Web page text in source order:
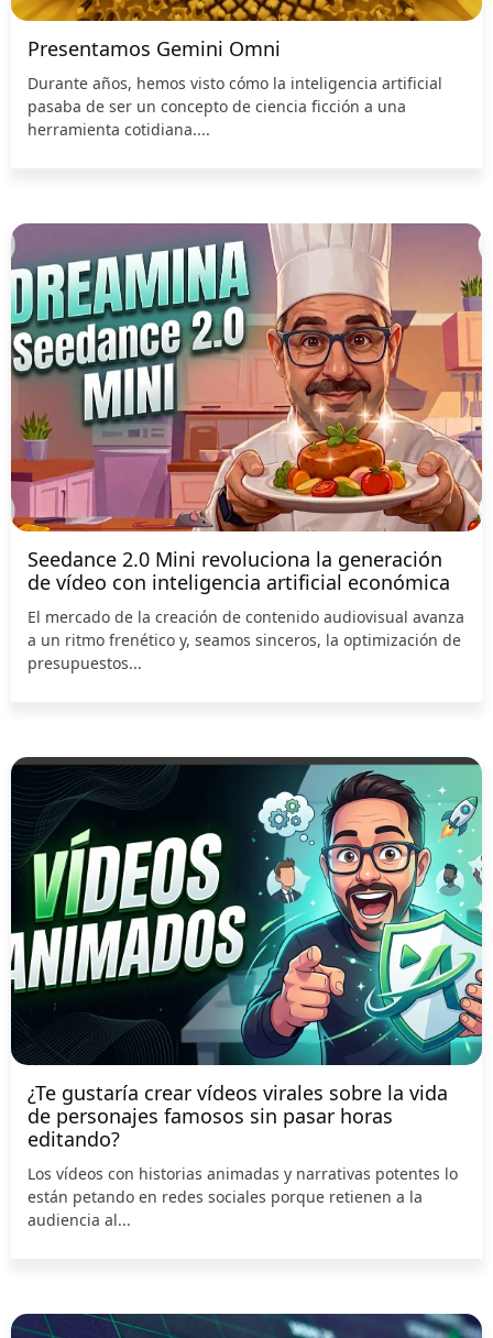
Presentamos Gemini Omni
Durante años, hemos visto cómo la inteligencia artificial
pasaba de ser un concepto de ciencia ficción a una
herramienta cotidiana....
Seedance 2.0 Mini revoluciona la generación
de vídeo con inteligencia artificial económica
El mercado de la creación de contenido audiovisual avanza
a un ritmo frenético y, seamos sinceros, la optimización de
presupuestos...
¿Te gustaría crear vídeos virales sobre la vida
de personajes famosos sin pasar horas
editando?
Los vídeos con historias animadas y narrativas potentes lo
están petando en redes sociales porque retienen a la
audiencia al...